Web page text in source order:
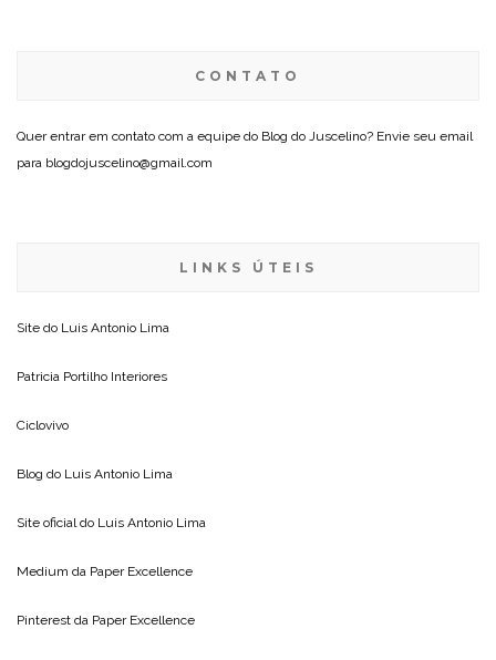
CONTATO
Quer entrar em contato com a equipe do Blog do Juscelino? Envie seu email
para blogdojuscelino@gmail.com
LINKS ÚTEIS
Site do Luis Antonio Lima
Patricia Portilho Interiores
Ciclovivo
Blog do Luis Antonio Lima
Site oficial do Luis Antonio Lima
Medium da Paper Excellence
Pinterest da Paper Excellence